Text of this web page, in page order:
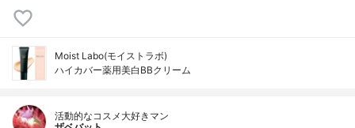
Moist Labo(モイストラボ)
ハイカバー薬用美白BBクリーム
活動的なコスメ大好きマン